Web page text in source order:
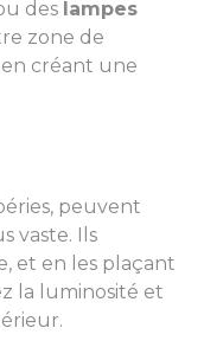
des lampes
zone de
créant une
peuvent
vaste. Ils
et en les plaçant
la luminosité et